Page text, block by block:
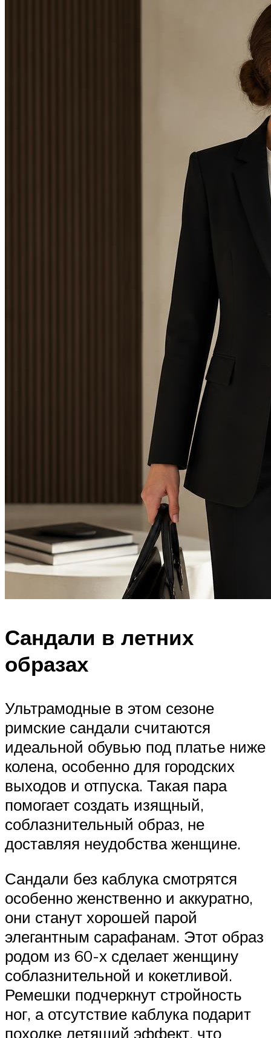
Сандали в летних
образах
Ультрамодные в этом сезоне
римские сандали считаются
идеальной обувью под платье ниже
колена, особенно для городских
выходов и отпуска. Такая пара
помогает создать изящный,
соблазнительный образ, не
доставляя неудобства женщине.
Сандали без каблука смотрятся
особенно женственно и аккуратно,
они станут хорошей парой
элегантным сарафанам. Этот образ
родом из 60-х сделает женщину
соблазнительной и кокетливой.
Ремешки подчеркнут стройность
ног, а отсутствие каблука подарит
походке летящий эффект, что